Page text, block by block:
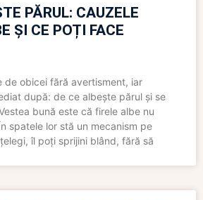
PĂRUL: CAUZELE
ȘI CE POȚI FACE
de obicei fără avertisment, iar
după: de ce albește părul și se
bună este că firele albe nu
spatele lor stă un mecanism pe
îl poți sprijini blând, fără să